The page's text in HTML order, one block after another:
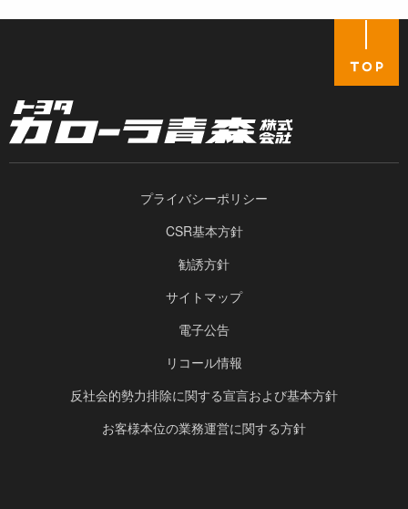
プライバシーポリシー
CSR基本方針
勧誘方針
サイトマップ
電子公告
リコール情報
反社会的勢力排除に関する宣言および基本方針
お客様本位の業務運営に関する方針